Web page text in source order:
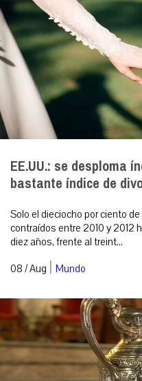
EE.UU.: se desploma
bastante índice de
Solo el dieciocho por ciento
contraídos entre 2010 y 2012
diez años, frente al treint...
08 / Aug | Mundo